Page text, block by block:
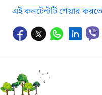
এই কনটেন্টটি শেয়ার